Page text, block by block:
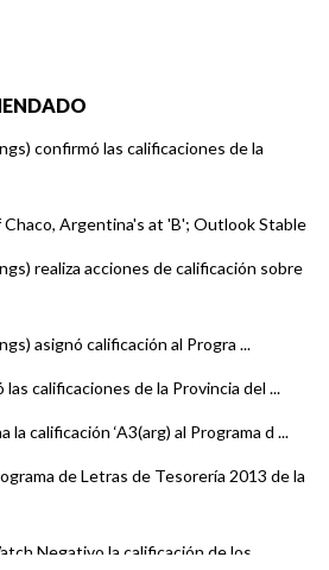
confirmó las calificaciones de la
Argentina's at 'B'; Outlook Stable
realiza acciones de calificación sobre
asignó calificación al Progra ...
las calificaciones de la Provincia del ...
la calificación ‘A3(arg) al Programa d ...
de Letras de Tesorería 2013 de la
Negativo la calificación de los